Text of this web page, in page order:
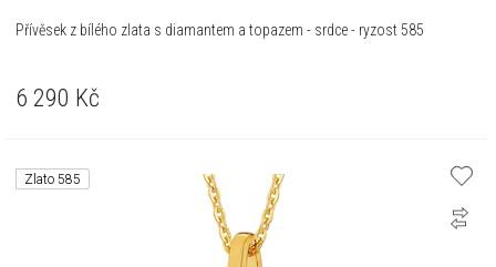
Přívěsek z bílého zlata s diamantem a topazem - srdce - ryzost 585
6 290 Kč
Zlato 585